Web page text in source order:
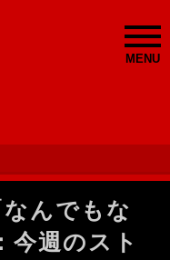
MENU
んでもな
今週のスト